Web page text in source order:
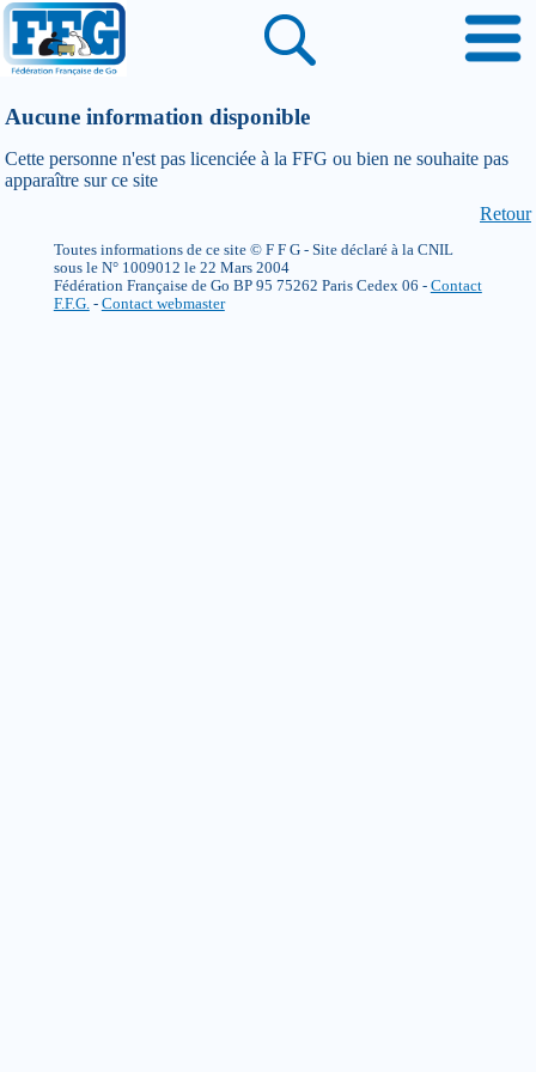
Aucune information disponible
Cette personne n'est pas licenciée à la FFG ou bien ne souhaite pas
apparaître sur ce site
Retour
Toutes informations de ce site © F F G - Site déclaré à la CNIL
sous le N° 1009012 le 22 Mars 2004
Fédération Française de Go BP 95 75262 Paris Cedex 06 - Contact
F.F.G.- Contact webmaster